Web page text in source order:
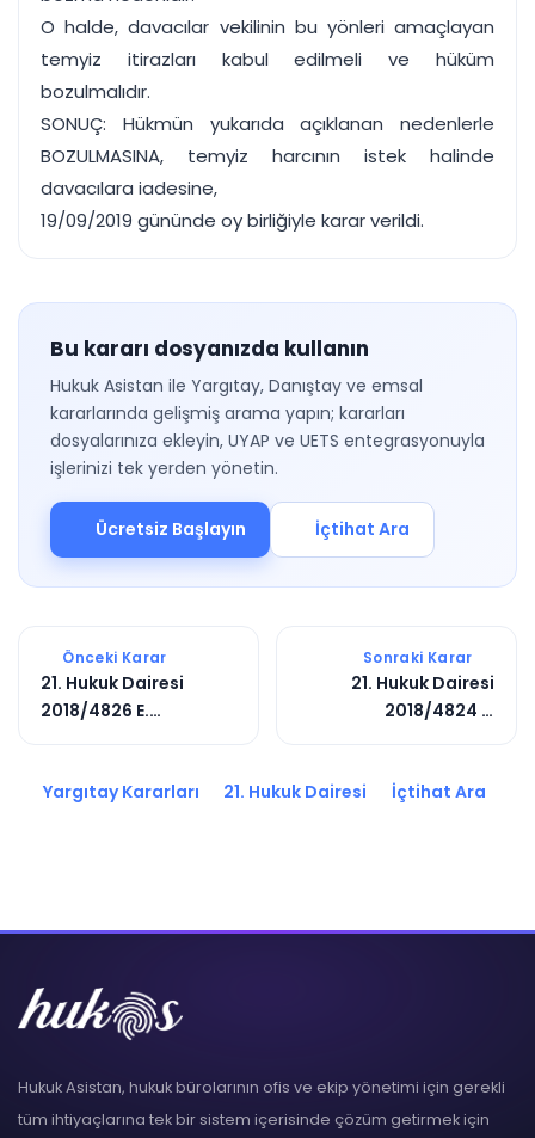
O halde, davacılar vekilinin bu yönleri amaçlayan
temyiz itirazları kabul edilmeli ve hüküm
bozulmalıdır.
SONUÇ: Hükmün yukarıda açıklanan nedenlerle
BOZULMASINA, temyiz harcının istek halinde
davacılara iadesine,
19/09/2019 gününde oy birliğiyle karar verildi.
Bu kararı dosyanızda kullanın
Hukuk Asistan ile Yargıtay, Danıştay ve emsal
kararlarında gelişmiş arama yapın; kararları
dosyalarınıza ekleyin, UYAP ve UETS entegrasyonuyla
işlerinizi tek yerden yönetin.
Ücretsiz Başlayın İçtihat Ara
Önceki Karar
21. Hukuk Dairesi
2018/4826 E.
Sonraki Karar
21. Hukuk Dairesi
2018/4824 E.
Yargıtay Kararları 21. Hukuk Dairesi İçtihat Ara
Hukuk Asistan, hukuk bürolarının ofis ve ekip yönetimi için gerekli
tüm ihtiyaçlarına tek bir sistem içerisinde çözüm getirmek için